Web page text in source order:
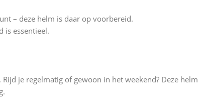
– deze helm is daar op voorbereid.
is essentieel.
je regelmatig of gewoon in het weekend? Deze helm